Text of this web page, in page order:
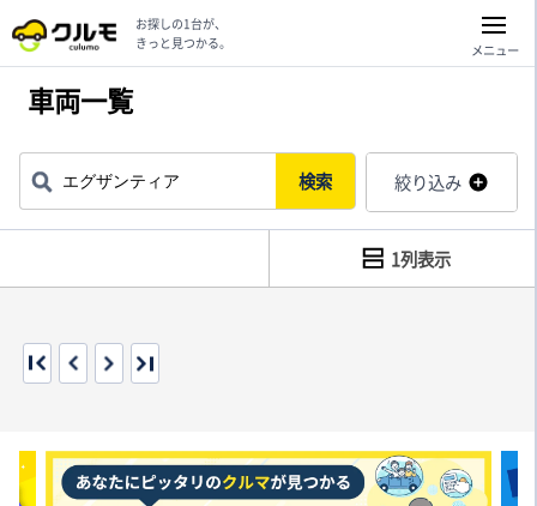
お探しの1台が、
きっと見つかる。
メニュー
車両一覧
検索 絞り込み
1列表示